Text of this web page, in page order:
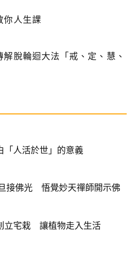
你人生課
解脫輪迴大法「戒、定、慧、
「人活於世」的意義
接佛光 悟覺妙天禪師開示佛
立宅栽 讓植物走入生活